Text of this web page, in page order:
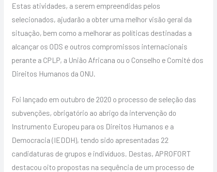
Estas atividades, a serem empreendidas pelos
selecionados, ajudarão a obter uma melhor visão geral da
situação, bem como a melhorar as políticas destinadas a
alcançar os ODS e outros compromissos internacionais
perante a CPLP, a União Africana ou o Conselho e Comité dos
Direitos Humanos da ONU.
Foi lançado em outubro de 2020 o processo de seleção das
subvenções, obrigatório ao abrigo da intervenção do
Instrumento Europeu para os Direitos Humanos e a
Democracia (IEDDH), tendo sido apresentadas 22
candidaturas de grupos e indivíduos. Destas, APROFORT
destacou oito propostas na sequência de um processo de